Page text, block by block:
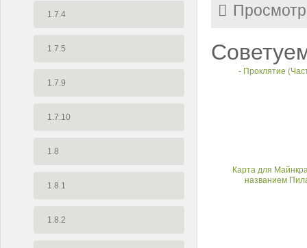
1.7.4
1.7.5
1.7.9
1.7.10
1.8
1.8.1
1.8.2
- Проклятие
Карта для
названием